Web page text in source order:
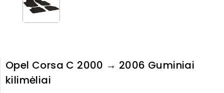
Opel Corsa C 2000 → 2006 Guminiai
kilimėliai